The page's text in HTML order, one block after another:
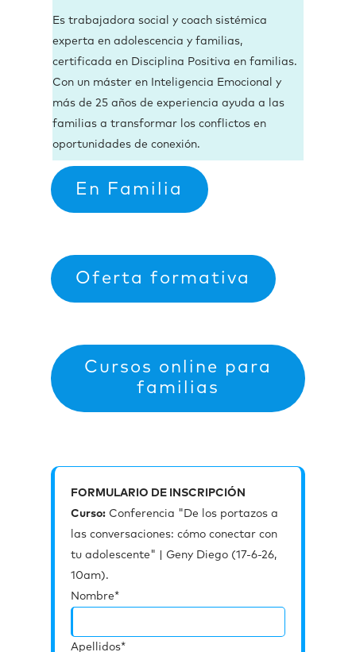
Es trabajadora social y coach sistémica
experta en adolescencia y familias,
certificada en Disciplina Positiva en familias.
Con un máster en Inteligencia Emocional y
más de 25 años de experiencia ayuda a las
familias a transformar los conflictos en
oportunidades de conexión.
En Familia
Oferta formativa
Cursos online para
familias
FORMULARIO DE INSCRIPCIÓN
Curso: Conferencia "De los portazos a
las conversaciones: cómo conectar con
tu adolescente" | Geny Diego (17-6-26,
10am).
Nombre*
Apellidos*